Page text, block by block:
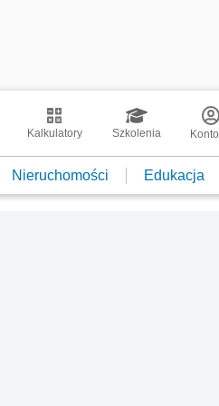
Kalkulatory Szkolenia Konto
Nieruchomości Edukacja